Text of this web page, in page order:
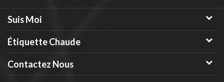
Suis Moi
Étiquette Chaude
Contactez Nous